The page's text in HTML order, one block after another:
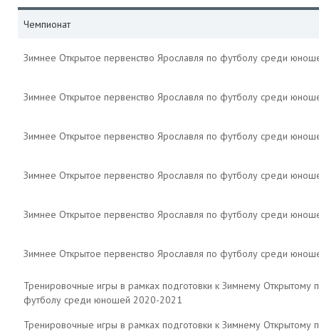
Чемпионат
Зимнее Открытое первенство Ярославля по футболу среди
Зимнее Открытое первенство Ярославля по футболу среди
Зимнее Открытое первенство Ярославля по футболу среди
Зимнее Открытое первенство Ярославля по футболу среди
Зимнее Открытое первенство Ярославля по футболу среди
Зимнее Открытое первенство Ярославля по футболу среди
Тренировочные игры в рамках подготовки к Зимнему Открытому
футболу среди юношей 2020-2021
Тренировочные игры в рамках подготовки к Зимнему Открытому